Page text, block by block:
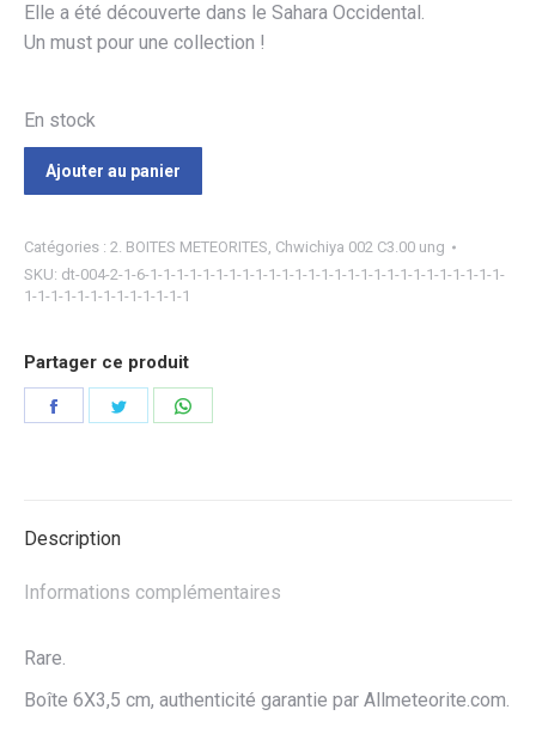
Elle a été découverte dans le Sahara Occidental.
Un must pour une collection !
En stock
Ajouter au panier
Catégories : 2. BOITES METEORITES, Chwichiya 002 C3.00 ung
SKU: dt-004-2-1-6-1-1-1-1-1-1-1-1-1-1-1-1-1-1-1-1-1-1-1-1-1-1-1-1-1-1-1-
1-1-1-1-1-1-1-1-1-1-1-1-1
Partager ce produit
Partager Partager
Description
Informations complémentaires
Rare.
Boîte 6X3,5 cm, authenticité garantie par Allmeteorite.com.